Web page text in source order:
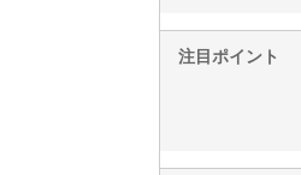
注目ポイント